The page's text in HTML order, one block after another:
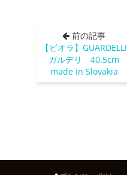
前の記事
【ビオラ】GUARDELLI
ガルデリ 40.5cm
made in Slovakia